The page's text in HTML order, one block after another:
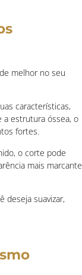
melhor no seu
características,
a estrutura óssea, o
fortes.
o corte pode
mais marcante
deseja suavizar,